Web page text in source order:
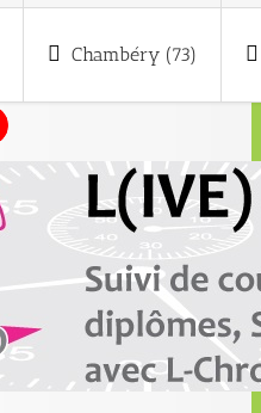
Chambéry (73)